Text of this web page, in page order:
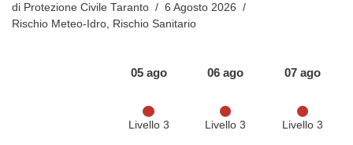
di Protezione Civile Taranto
6 Agosto 2026
Rischio Meteo-Idro
Rischio Sanitario
05 ago 06 ago 07 ago
Livello 3 Livello 3 Livello 3